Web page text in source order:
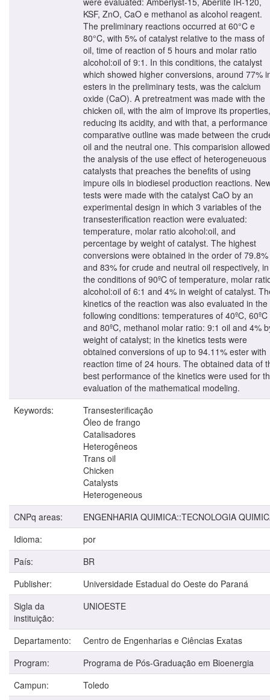
KSF, ZnO, CaO e methanol as alcohol reagent.
The preliminary reactions occurred at 60°C e
80°C, with 5% of catalyst relative to the mass of
oil, time of reaction of 5 hours and molar ratio
alcohol:oil of 9:1. In this conditions, the catalyst
which showed higher conversions, around 77%
esters in the preliminary tests, was the calcium
oxide (CaO). A pretreatment was made with the
chicken oil, with the aim of improve its properties,
reducing its acidity, and with that, a performance
comparative outline was made between the
oil and the neutral one. This comparision allowed
the analysis of the use effect of heterogeneuous
catalysts that preaches the benefits of using
impure oils in biodiesel production reactions.
tests were made with the catalyst CaO by an
experimental design in which 3 variables of the
transesterification reaction were evaluated:
temperature, molar ratio alcohol:oil, and
percentage by weight of catalyst. The highest
conversions were obtained in the order of 79.8%
and 83% for crude and neutral oil respectively, in
the conditions of 90ºC of temperature, molar
alcohol:oil of 6:1 and 4% in weight of catalyst.
kinetics of the reaction was also evaluated in the
following conditions: temperatures of 40ºC, 60ºC
and 80ºC, methanol molar ratio: 9:1 oil and 4%
weight of catalyst; in the kinetics tests were
obtained conversions of up to 94.11% ester with
reaction time of 24 hours. The obtained data of
best performance of the kinetics were used for
evaluation of the mathematical modeling.
Keywords:
Transesterificação
Óleo de frango
Catalisadores
Heterogêneos
Trans oil
Chicken
Catalysts
Heterogeneous
CNPq areas:
ENGENHARIA QUIMICA::TECNOLOGIA
Idioma:
por
País:
BR
Publisher:
Universidade Estadual do Oeste do Paraná
Sigla da
instituição:
UNIOESTE
Departamento:
Centro de Engenharias e Ciências Exatas
Program:
Programa de Pós-Graduação em Bioenergia
Campun:
Toledo